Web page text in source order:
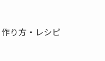
り方・レシピ